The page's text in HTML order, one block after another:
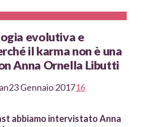
evolutiva e
il karma non è una
Anna Ornella Libutti
23 Gennaio 201716
abbiamo intervistato Anna